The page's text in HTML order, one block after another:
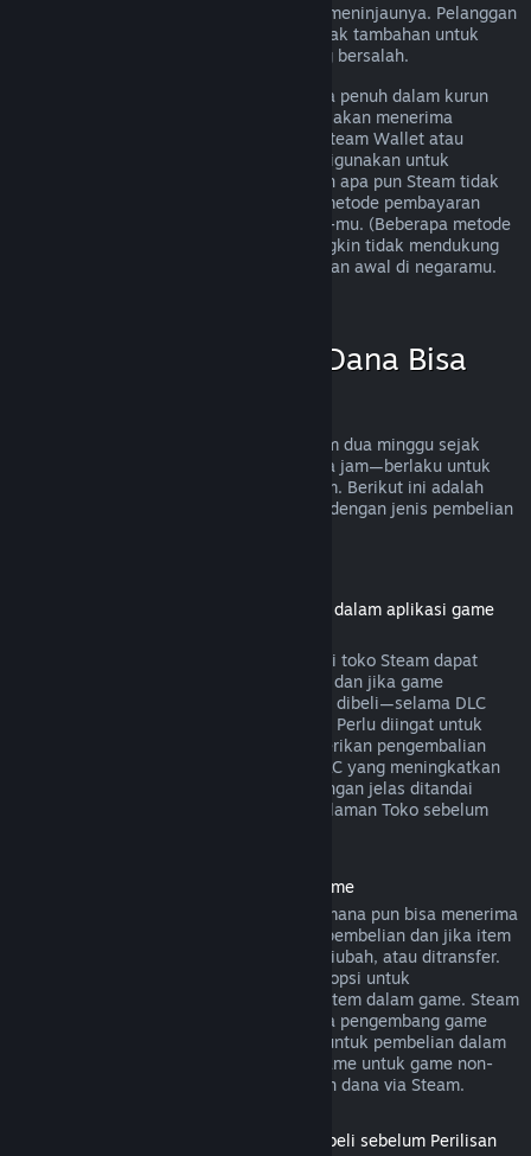
mengirimkan permintaan dan kami akan meninjaunya. Pelanggan
di beberapa wilayah memiliki beberapa hak tambahan untuk
pengembalian dana jika pihak game yang bersalah.
Kamu akan menerima pengembalian dana penuh dalam kurun
waktu satu minggu sejak disetujui. Kamu akan menerima
pengembalian dana dalam bentuk dana Steam Wallet atau
melalui metode pembayaran awal yang digunakan untuk
melakukan pembelian. Jika karena alasan apa pun Steam tidak
bisa melakukan pengembalian dana via metode pembayaran
awal, dana akan dikirim ke Steam Wallet-mu. (Beberapa metode
pembayaran yang tersedia di Steam mungkin tidak mendukung
pengembalian dana ke metode pembayaran awal di negaramu.
Kapan Pengembalian Dana Bisa
Pengembalian dana bisa diterapkan dalam dua minggu sejak
pembelian dan dimainkan kurang dari dua jam—berlaku untuk
aplikasi game dan software di Toko Steam. Berikut ini adalah
ringkasan cara kerja pengembalian dana dengan jenis pembelian
(konten Toko Steam yang bisa digunakan dalam aplikasi game
Pengembalian dana dari pembelian DLC di toko Steam dapat
dilakukan dalam 14 hari sejak pembelian dan jika game
dimainkan kurang dari dua jam sejak DLC dibeli—selama DLC
belum digunakan, diubah, atau ditransfer. Perlu diingat untuk
beberapa kasus, Steam tidak bisa memberikan pengembalian
dana untuk DLC dari pihak ketiga (cth. DLC yang meningkatkan
level karakter). Pengecualian ini akan dengan jelas ditandai
sebagai "tidak dapat dikembalikan" di halaman Toko sebelum
Pengembalian Dana Pembelian Dalam Game
Pembelian dalam game dari game Valve mana pun bisa menerima
pengembalian dana dalam 48 jam sejak pembelian dan jika item
dalam game tersebut belum digunakan, diubah, atau ditransfer.
Pengembang pihak ketiga akan memiliki opsi untuk
mengaktifkan pengembalian dana untuk item dalam game. Steam
akan memberitahumu saat pembelian jika pengembang game
menonaktifkan opsi pengembalian dana untuk pembelian dalam
game. Secara umum, pembelian dalam game untuk game non-
Valve tidak bisa melakukan pengembalian dana via Steam.
Pengembalian Dana untuk Game yang Dibeli sebelum Perilisan